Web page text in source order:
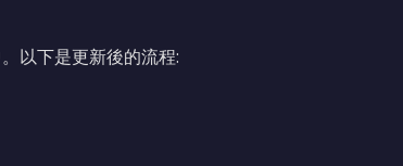
以下是更新後的流程: